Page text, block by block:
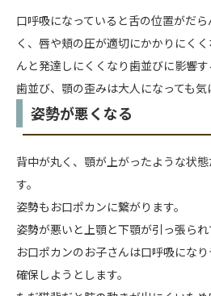
口呼吸になっていると舌の位置がだ
く、唇や頬の圧が適切にかかりにく
んと発達しにくくなり歯並びに影響す
歯並び、顎の歪みは大人になっても気
姿勢が悪くなる
背中が丸く、顎が上がったような状
す。
姿勢もお口ポカンに繋がります。
姿勢が悪いと上顎と下顎が引っ張られ
お口ポカンのお子さんは口呼吸にな
確保しようとします。